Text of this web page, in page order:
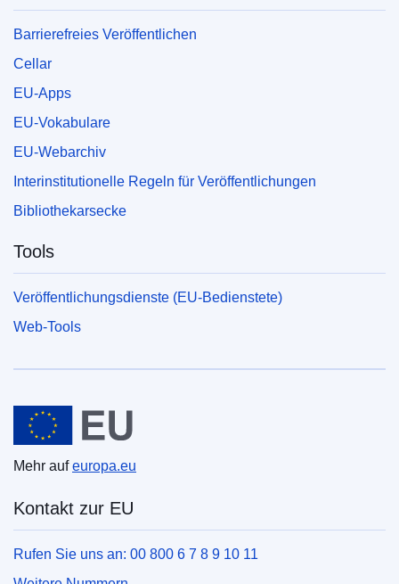
Barrierefreies Veröffentlichen
Cellar
EU-Apps
EU-Vokabulare
EU-Webarchiv
Interinstitutionelle Regeln für Veröffentlichungen
Bibliothekarsecke
Tools
Veröffentlichungsdienste (EU-Bedienstete)
Web-Tools
Europäische Union
Mehr aufeuropa.eu
Kontakt zur EU
Rufen Sie uns an: 00 800 6 7 8 9 10 11